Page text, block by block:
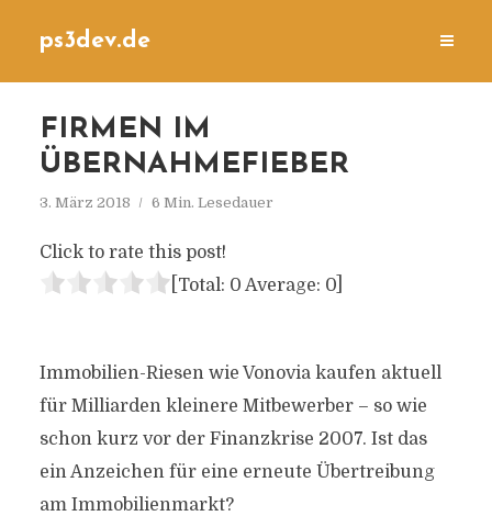
ps3dev.de
FIRMEN IM
ÜBERNAHMEFIEBER
3. März 2018 6 Min. Lesedauer
Click to rate this post!
[Total: 0 Average: 0]
Immobilien-Riesen wie Vonovia kaufen aktuell
für Milliarden kleinere Mitbewerber – so wie
schon kurz vor der Finanzkrise 2007. Ist das
ein Anzeichen für eine erneute Übertreibung
am Immobilienmarkt?